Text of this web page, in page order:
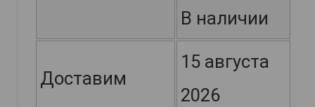
В наличии
Доставим
15 августа
2026